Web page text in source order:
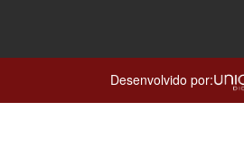
Desenvolvido por: